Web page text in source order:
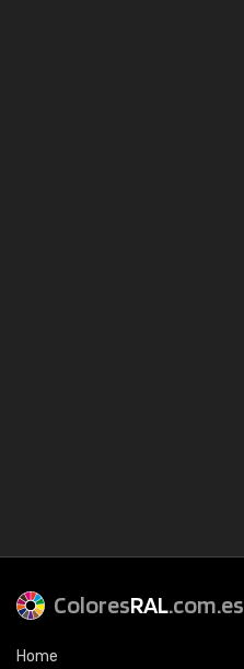
ColoresRAL.com.es
Home